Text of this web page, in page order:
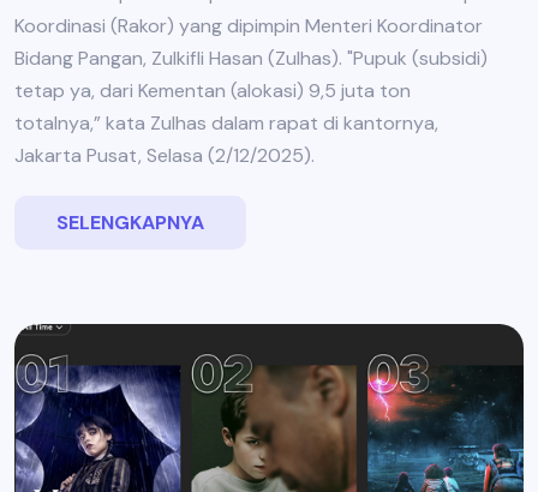
Koordinasi (Rakor) yang dipimpin Menteri Koordinator
Bidang Pangan, Zulkifli Hasan (Zulhas). "Pupuk (subsidi)
tetap ya, dari Kementan (alokasi) 9,5 juta ton
totalnya,” kata Zulhas dalam rapat di kantornya,
Jakarta Pusat, Selasa (2/12/2025).
SELENGKAPNYA